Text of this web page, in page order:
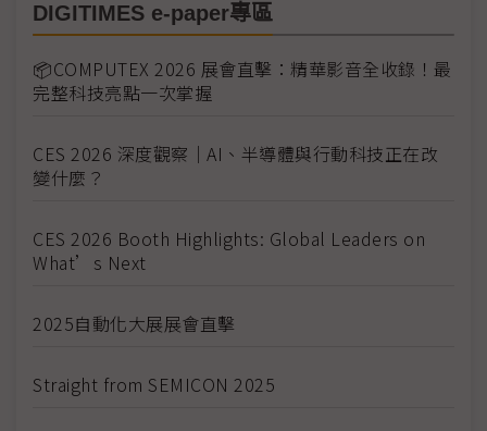
DIGITIMES e-paper專區
📦COMPUTEX 2026 展會直擊：精華影音全收錄！最
完整科技亮點一次掌握
CES 2026 深度觀察｜AI、半導體與行動科技正在改
變什麼？
CES 2026 Booth Highlights: Global Leaders on
What’s Next
2025自動化大展展會直擊
Straight from SEMICON 2025